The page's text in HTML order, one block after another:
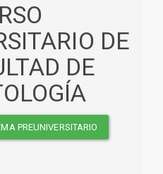
DE
DE
PREUNIVERSITARIO